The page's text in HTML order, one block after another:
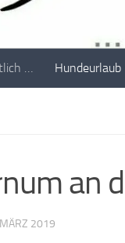
… Hundeurlaub
an
2019